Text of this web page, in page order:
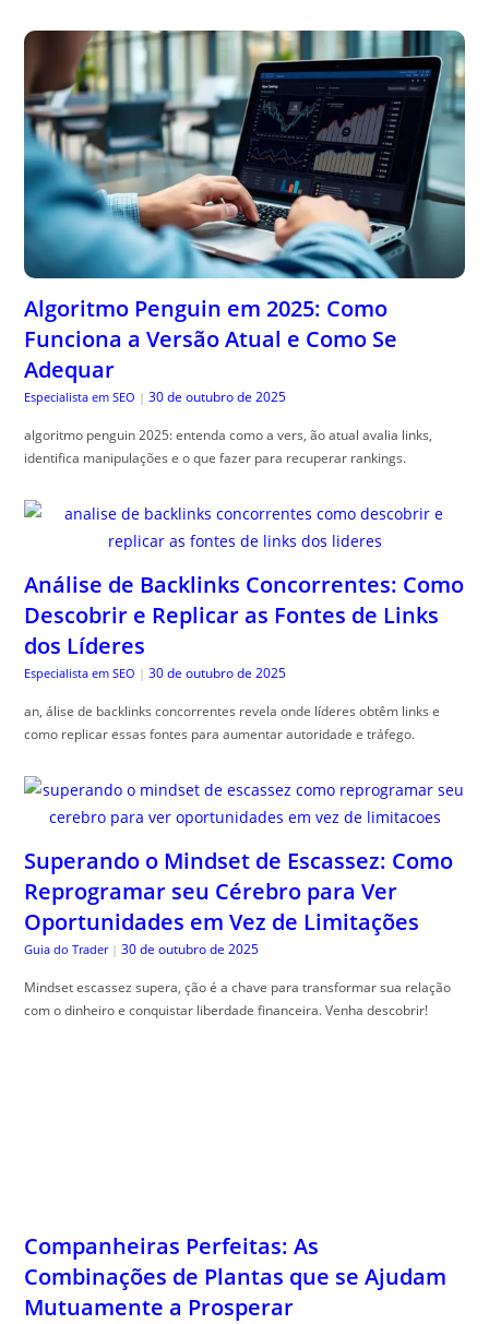
Algoritmo Penguin em 2025: Como
Funciona a Versão Atual e Como Se
Adequar
Especialista em SEO | 30 de outubro de 2025
algoritmo penguin 2025: entenda como a vers, ão atual avalia links,
identifica manipulações e o que fazer para recuperar rankings.
Análise de Backlinks Concorrentes: Como
Descobrir e Replicar as Fontes de Links
dos Líderes
Especialista em SEO | 30 de outubro de 2025
an, álise de backlinks concorrentes revela onde líderes obtêm links e
como replicar essas fontes para aumentar autoridade e tráfego.
Superando o Mindset de Escassez: Como
Reprogramar seu Cérebro para Ver
Oportunidades em Vez de Limitações
Guia do Trader | 30 de outubro de 2025
Mindset escassez supera, ção é a chave para transformar sua relação
com o dinheiro e conquistar liberdade financeira. Venha descobrir!
Companheiras Perfeitas: As
Combinações de Plantas que se Ajudam
Mutuamente a Prosperar